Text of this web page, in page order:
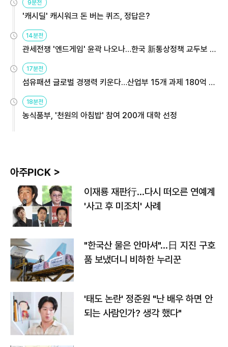
9분전
'캐시딜' 캐시워크 돈 버는 퀴즈, 정답은?
14분전
관세전쟁 '엔드게임' 윤곽 나오나…한국 新통상정책 교두보 활
17분전
섬유패션 글로벌 경쟁력 키운다…산업부 15개 과제 180억 지
18분전
농식품부, '천원의 아침밥' 참여 200개 대학 선정
아주PICK >
이재룡 재판行…다시 떠오른 연예계
'사고 후 미조치' 사례
"한국산 물은 안마셔"…日 지진 구호
품 보냈더니 비하한 누리꾼
'태도 논란' 정준원 "난 배우 하면 안
되는 사람인가? 생각 했다"